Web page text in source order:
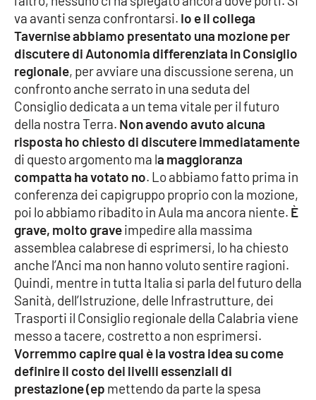
va avanti senza confrontarsi. Io e il collega
Tavernise abbiamo presentato una mozione per
discutere di Autonomia differenziata in Consiglio
regionale, per avviare una discussione serena, un
confronto anche serrato in una seduta del
Consiglio dedicata a un tema vitale per il futuro
della nostra Terra. Non avendo avuto alcuna
risposta ho chiesto di discutere immediatamente
di questo argomento ma la maggioranza
compatta ha votato no. Lo abbiamo fatto prima in
conferenza dei capigruppo proprio con la mozione,
poi lo abbiamo ribadito in Aula ma ancora niente. È
grave, molto graveimpedire alla massima
assemblea calabrese di esprimersi, lo ha chiesto
anche l’Anci ma non hanno voluto sentire ragioni.
Quindi, mentre in tutta Italia si parla del futuro della
Sanità, dell’Istruzione, delle Infrastrutture, dei
Trasporti il Consiglio regionale della Calabria viene
messo a tacere, costretto a non esprimersi.
Vorremmo capire qual è la vostra idea su come
definire il costo dei livelli essenziali di
prestazione (ep mettendo da parte la spesa